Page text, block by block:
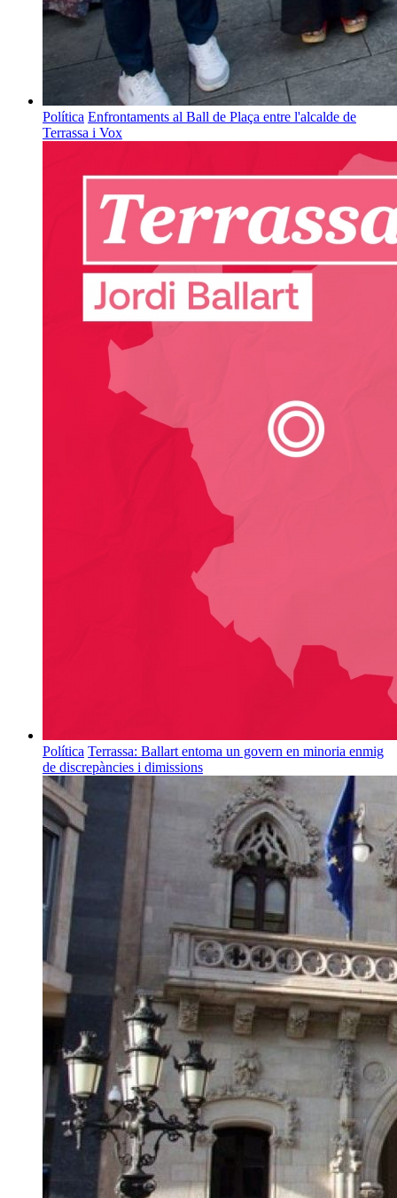
Política Enfrontaments al Ball de Plaça entre l'alcalde de
Terrassa i Vox
Política Terrassa: Ballart entoma un govern en minoria enmig
de discrepàncies i dimissions